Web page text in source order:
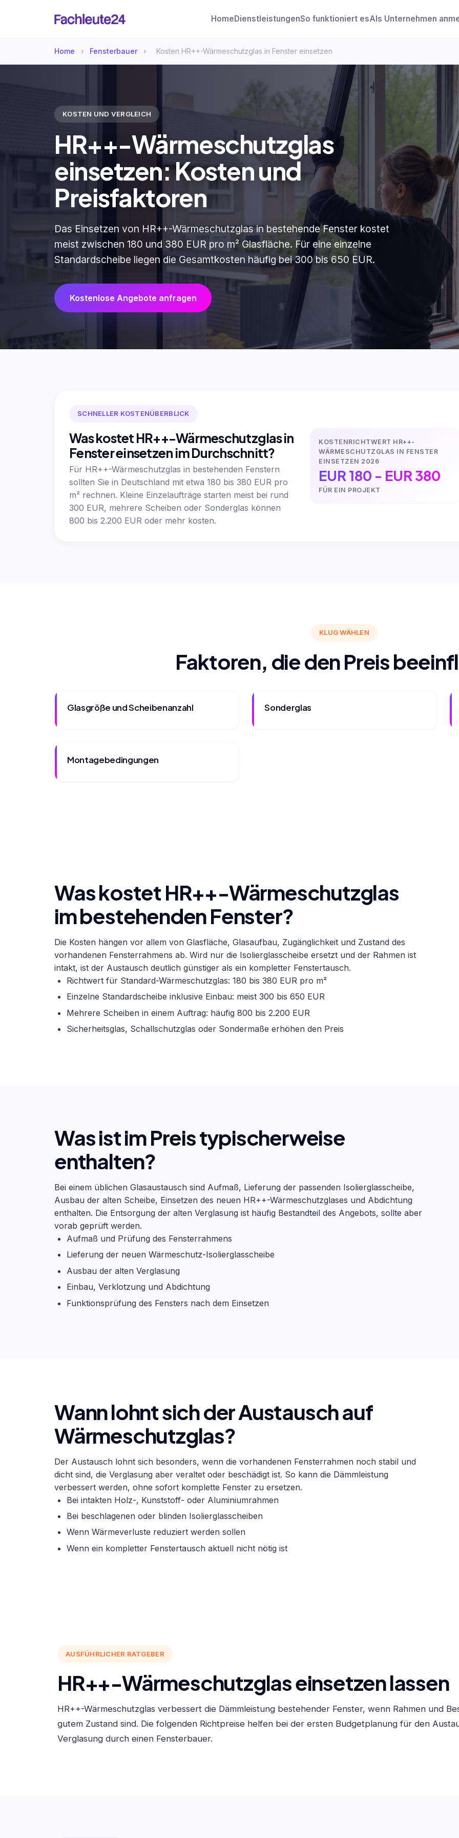
Home DienstleistungenSo funktioniert esAls Unternehmen
Home › Fensterbauer › Kosten HR++-Wärmeschutzglas in Fenster einsetzen
KOSTEN UND VERGLEICH
HR++-Wärmeschutzglas
einsetzen: Kosten und
Preisfaktoren
Das Einsetzen von HR++-Wärmeschutzglas in bestehende Fenster kostet
meist zwischen 180 und 380 EUR pro m² Glasfläche. Für eine einzelne
Standardscheibe liegen die Gesamtkosten häufig bei 300 bis 650 EUR.
Kostenlose Angebote anfragen
SCHNELLER KOSTENÜBERBLICK
Was kostet HR++-Wärmeschutzglas in
Fenster einsetzen im Durchschnitt?
Für HR++-Wärmeschutzglas in bestehenden Fenstern
sollten Sie in Deutschland mit etwa 180 bis 380 EUR pro
m² rechnen. Kleine Einzelaufträge starten meist bei rund
300 EUR, mehrere Scheiben oder Sonderglas können
800 bis 2.200 EUR oder mehr kosten.
KOSTENRICHTWERT HR++-
WÄRMESCHUTZGLAS IN FENSTER
EINSETZEN 2026
EUR 180 - EUR 380
FÜR EIN PROJEKT
KLUG WÄHLEN
Faktoren, die den Preis
Glasgröße und Scheibenanzahl Sonderglas
Montagebedingungen
Was kostet HR++-Wärmeschutzglas
im bestehenden Fenster?
Die Kosten hängen vor allem von Glasfläche, Glasaufbau, Zugänglichkeit und Zustand des
vorhandenen Fensterrahmens ab. Wird nur die Isolierglasscheibe ersetzt und der Rahmen ist
intakt, ist der Austausch deutlich günstiger als ein kompletter Fenstertausch.
Richtwert für Standard-Wärmeschutzglas: 180 bis 380 EUR pro m²
Einzelne Standardscheibe inklusive Einbau: meist 300 bis 650 EUR
Mehrere Scheiben in einem Auftrag: häufig 800 bis 2.200 EUR
Sicherheitsglas, Schallschutzglas oder Sondermaße erhöhen den Preis
Was ist im Preis typischerweise
enthalten?
Bei einem üblichen Glasaustausch sind Aufmaß, Lieferung der passenden Isolierglasscheibe,
Ausbau der alten Scheibe, Einsetzen des neuen HR++-Wärmeschutzglases und Abdichtung
enthalten. Die Entsorgung der alten Verglasung ist häufig Bestandteil des Angebots, sollte aber
vorab geprüft werden.
Aufmaß und Prüfung des Fensterrahmens
Lieferung der neuen Wärmeschutz-Isolierglasscheibe
Ausbau der alten Verglasung
Einbau, Verklotzung und Abdichtung
Funktionsprüfung des Fensters nach dem Einsetzen
Wann lohnt sich der Austausch auf
Wärmeschutzglas?
Der Austausch lohnt sich besonders, wenn die vorhandenen Fensterrahmen noch stabil und
dicht sind, die Verglasung aber veraltet oder beschädigt ist. So kann die Dämmleistung
verbessert werden, ohne sofort komplette Fenster zu ersetzen.
Bei intakten Holz-, Kunststoff- oder Aluminiumrahmen
Bei beschlagenen oder blinden Isolierglasscheiben
Wenn Wärmeverluste reduziert werden sollen
Wenn ein kompletter Fenstertausch aktuell nicht nötig ist
AUSFÜHRLICHER RATGEBER
HR++-Wärmeschutzglas einsetzen lassen
HR++-Wärmeschutzglas verbessert die Dämmleistung bestehender Fenster, wenn Rahmen und
gutem Zustand sind. Die folgenden Richtpreise helfen bei der ersten Budgetplanung für den
Verglasung durch einen Fensterbauer.